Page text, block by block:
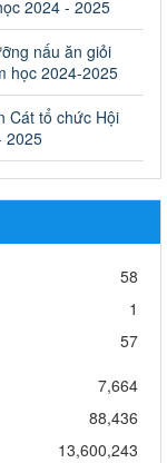
cơ sở giáo dục
dục và Đào tạo,
học năm học
năm học 2024-
ngành Giáo dục
Giáo dục và Đào
2024 - 2025
nấu ăn giỏi
học 2024-2025
Cát tổ chức Hội
2025
58
1
57
7,664
88,436
13,600,243